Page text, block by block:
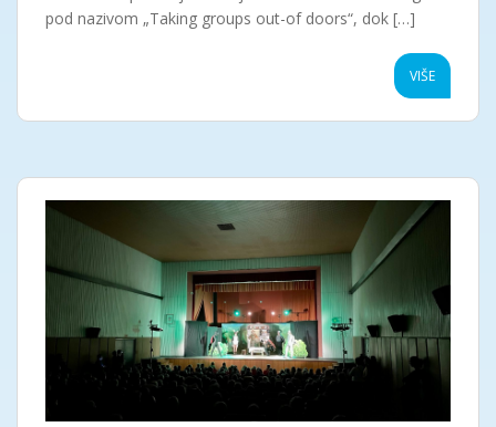
pod nazivom „Taking groups out-of doors“, dok […]
VIŠE